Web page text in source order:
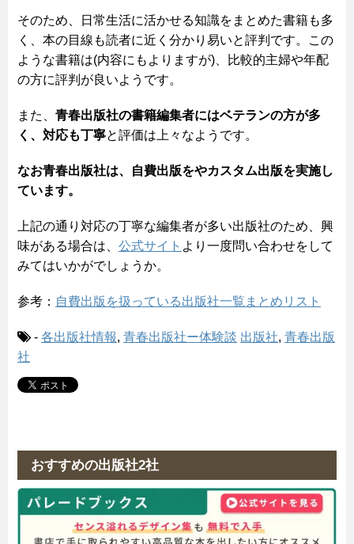
そのため、日常生活に活かせる知識をまとめた書籍も多
く、本の目線も読者に近く分かり易いと評判です。この
ような書籍は(内容にもよりますが)、比較的主婦や年配
の方に評判が良いようです。
また、 青春出版社の書籍編集者にはベテランの方が多
く、対応も丁寧と評価は上々なようです。
なお青春出版社は、自費出版をやカスタム出版を実施し
ています。
上記の通り対応の丁寧な編集者が多い出版社のため、興
味がある場合は、 公式サイト より一度問い合わせをして
みてはいかがでしょうか。
参考： 自費出版を扱っている出版社一覧まとめリスト
- 各出版社情報, 青春出版社ー体験談 出版社, 青春出版
社
おすすめの出版社2社